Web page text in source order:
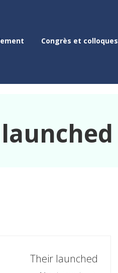
Congrès et colloques
Their launched